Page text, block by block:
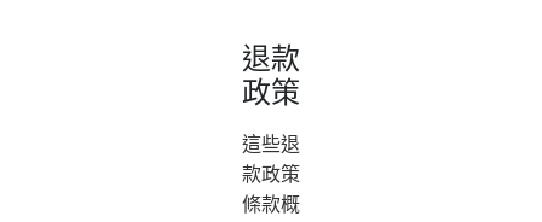
退款
政策
這些退
款政策
條款概